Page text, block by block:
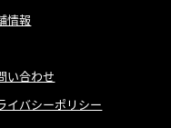
情報
い合わせ
イバシーポリシー